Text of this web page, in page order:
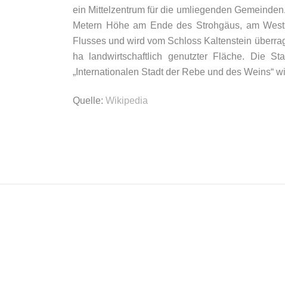
ein Mittelzentrum für die umliegenden
Metern Höhe am Ende des Strohgäus, am
Flusses und wird vom Schloss Kaltenstein
ha landwirtschaftlich genutzter Fläche. Die
„Internationalen Stadt der Rebe und des Weins“
Quelle: Wikipedia